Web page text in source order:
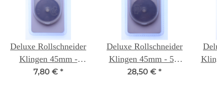
Deluxe Rollschneider
Klingen 45mm -
einzeln - Quilters
7,80 € *
Deluxe Rollschneider
Klingen 45mm - 5er
Packung- Quilters
28,50 € *